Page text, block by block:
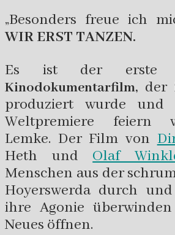
„Besonders freue ich
WIR ERST TANZEN.
Es ist der erste
Kinodokumentarfilm, der
produziert wurde
Weltpremiere feiern
Lemke. Der Film von
Heth und Olaf
Menschen aus der
Hoyerswerda durch
ihre Agonie
Neues öffnen.